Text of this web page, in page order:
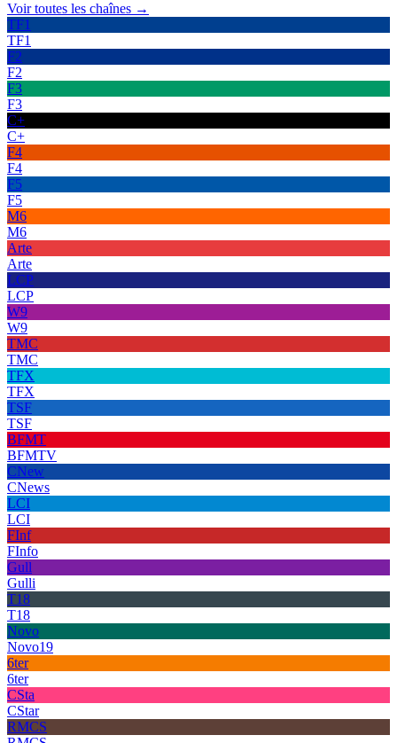
Voir toutes les chaînes →
TF1
TF1
F2
F2
F3
F3
C+
C+
F4
F4
F5
F5
M6
M6
Arte
Arte
LCP
LCP
W9
W9
TMC
TMC
TFX
TFX
TSF
TSF
BFMT
BFMTV
CNew
CNews
LCI
LCI
FInf
FInfo
Gull
Gulli
T18
T18
Novo
Novo19
6ter
6ter
CSta
CStar
RMCS